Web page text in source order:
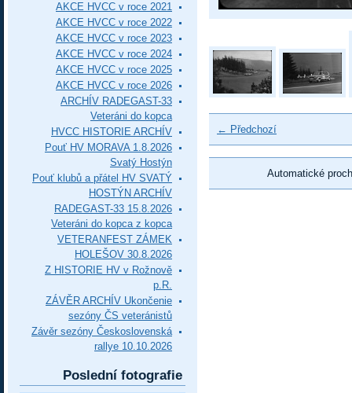
← Předchozí
Automatické
AKCE HVCC v roce 2021
AKCE HVCC v roce 2022
AKCE HVCC v roce 2023
AKCE HVCC v roce 2024
AKCE HVCC v roce 2025
AKCE HVCC v roce 2026
ARCHÍV RADEGAST-33
Veteráni do kopca
HVCC HISTORIE ARCHÍV
Pouť HV MORAVA 1.8.2026
Svatý Hostýn
Pouť klubů a přátel HV SVATÝ
HOSTÝN ARCHÍV
RADEGAST-33 15.8.2026
Veteráni do kopca z kopca
VETERANFEST ZÁMEK
HOLEŠOV 30.8.2026
Z HISTORIE HV v Rožnově
p.R.
ZÁVĚR ARCHÍV Ukončenie
sezóny ČS veteránistů
Závěr sezóny Československá
rallye 10.10.2026
Poslední fotografie